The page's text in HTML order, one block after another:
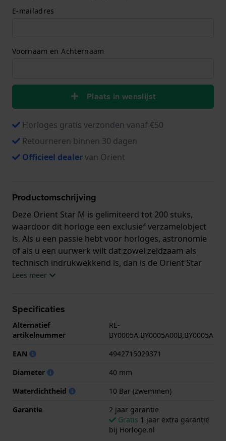
E-mailadres
Voornaam en Achternaam
Plaats in wenslijst
Horloges gratis verzonden vanaf €50
Retourneren binnen 30 dagen
Officieel dealervan Orient
Productomschrijving
Deze Orient Star M is gelimiteerd tot 200 stuks,
waardoor dit horloge een exclusief verzamelobject
is. Als u een passie hebt voor horloges, astronomie
of als u een uurwerk wilt dat zowel zeldzaam als
technisch indrukwekkend is, dan is de Orient Star
M34 Perseus een topper in het luxere
conceptueel design, wat zeldzaam is in deze
prijsklasse. Het ontwerp van de Orient Star M is
geïnspireerd op de Perseus sterrenbeeld en de
gegraveerd patroon dat de lichtsporen van vallende
sterren voorstelt, zoals de Perseïden
verkregen door Epson's meerlaagse optische
technologie, die een uniek kleureffect creëert. Het
horloge heeft een mechanisch F8N64-uurwerk met
een gangreserve van 60 uur en een frequentie van
Lees meer
Specificaties
Alternatief
artikelnummer
RE-
BY0005A,BY0005A00B,BY0005A
EAN
4942715029371
Diameter
40 mm
Waterdichtheid
10 Bar (zwemmen)
Garantie
2 jaar garantie
Gratis 1 jaar extra garantie
bij Horloge.nl